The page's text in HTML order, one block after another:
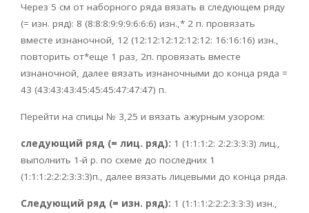
Через 5 см от наборного ряда вязать в следующем ряду
(= изн. ряд): 8 (8:8:8:9:9:9:6:6:6) изн.,* 2 п. провязать
вместе изнаночной, 12 (12:12:12:12:12:12: 16:16:16) изн.,
повторить от*еще 1 раз, 2п. провязать вместе
изнаночной, далее вязать изнаночными до конца ряда =
43 (43:43:43:45:45:45:47:47:47) п.
Перейти на спицы № 3,25 и вязать ажурным узором:
следующий ряд (= лиц. ряд): 1 (1:1:1:2: 2:2:3:3:3) лиц.,
выполнить 1-й р. по схеме до последних 1
(1:1:1:2:2:2:3:3:3)п., далее вязать лицевыми до конца ряда.
Следующий ряд (= изн. ряд): 1 (1:1:1:2:2:2:3:3:3) изн.,